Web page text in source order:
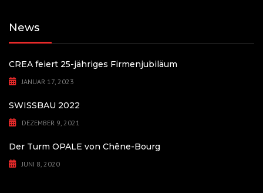
News
CREA feiert 25-jähriges Firmenjubiläum
JANUAR 17, 2023
SWISSBAU 2022
DEZEMBER 9, 2021
Der Turm OPALE von Chêne-Bourg
JUNI 8, 2020